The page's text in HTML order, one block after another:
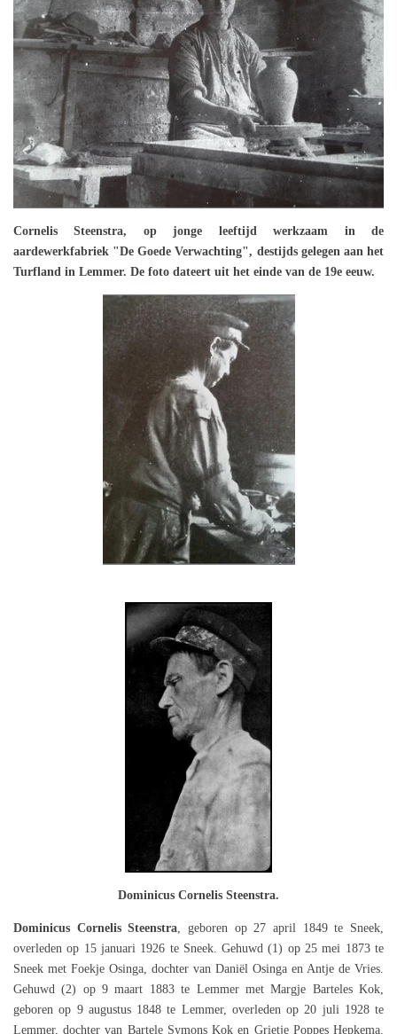
Cornelis Steenstra, op jonge leeftijd werkzaam in de
aardewerkfabriek "De Goede Verwachting", destijds gelegen aan het
Turfland in Lemmer. De foto dateert uit het einde van de 19e eeuw.
Dominicus Cornelis Steenstra.
Dominicus Cornelis Steenstra, geboren op 27 april 1849 te Sneek,
overleden op 15 januari 1926 te Sneek. Gehuwd (1) op 25 mei 1873 te
Sneek met Foekje Osinga, dochter van Daniël Osinga en Antje de Vries.
Gehuwd (2) op 9 maart 1883 te Lemmer met Margje Barteles Kok,
geboren op 9 augustus 1848 te Lemmer, overleden op 20 juli 1928 te
Lemmer, dochter van Bartele Symons Kok en Grietje Poppes Hepkema.